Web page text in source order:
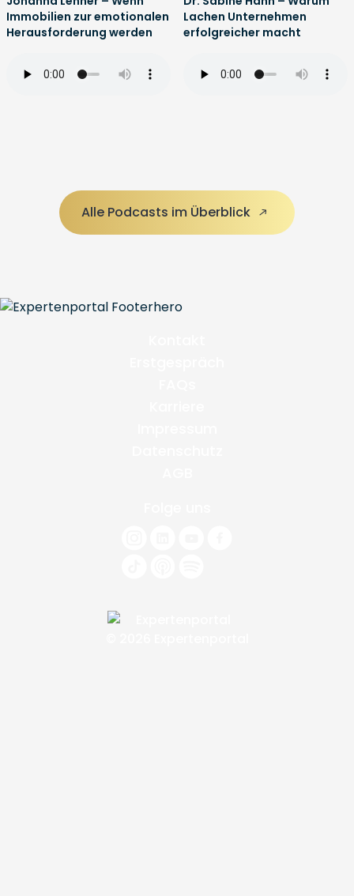
Immobilien zur emotionalen
Herausforderung werden
Lachen Unternehmen
erfolgreicher macht
Alle Podcasts im Überblick